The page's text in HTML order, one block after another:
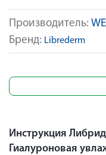
Производитель:
Бренд: Librederm
Инструкция
Гиалуроновая